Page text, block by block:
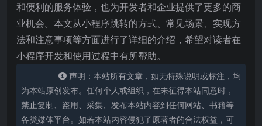
和便利的服务体验，也为开发者和企业提供了更多的商
业机会。本文从小程序跳转的方式、常见场景、实现方
法和注意事项等方面进行了详细的介绍，希望对读者在
小程序开发和使用过程中有所帮助。
声明：本站所有文章，如无特殊说明或标注，均
为本站原创发布。任何个人或组织，在未征得本站同意时，
禁止复制、盗用、采集、发布本站内容到任何网站、书籍等
各类媒体平台。如若本站内容侵犯了原著者的合法权益，可